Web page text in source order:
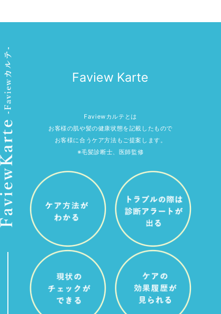
Faview Karte
Faviewカルテとは
お客様の肌や髪の健康状態を記載したもので
お客様に合うケア方法もご提案します。
※毛髪診断士、医師監修